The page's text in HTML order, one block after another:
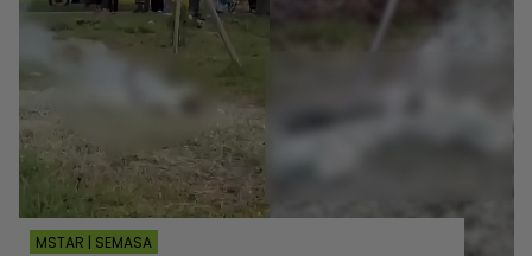
MSTAR | SEMASA